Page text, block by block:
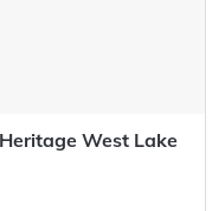
West Lake